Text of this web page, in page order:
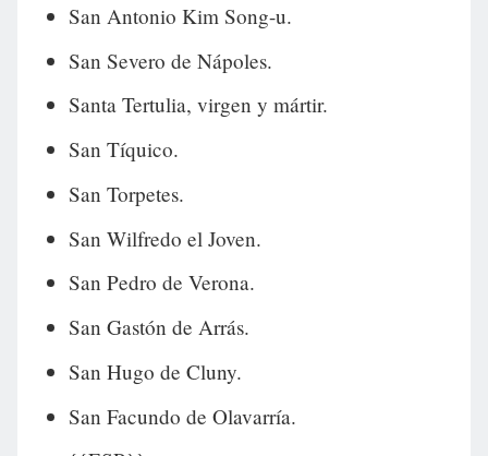
San Antonio Kim Song-u.
San Severo de Nápoles.
Santa Tertulia, virgen y mártir.
San Tíquico.
San Torpetes.
San Wilfredo el Joven.
San Pedro de Verona.
San Gastón de Arrás.
San Hugo de Cluny.
San Facundo de Olavarría.